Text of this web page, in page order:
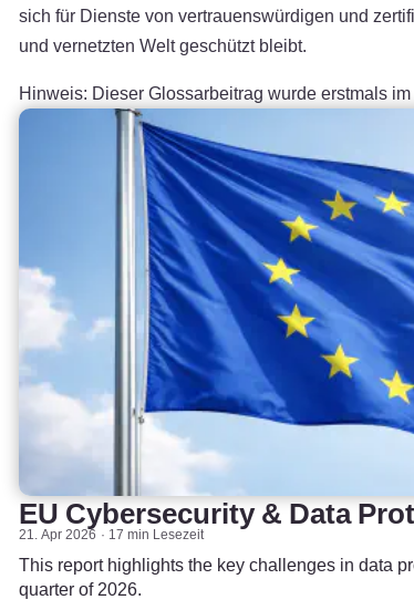
sich für Dienste von vertrauenswürdigen und
und vernetzten Welt geschützt bleibt.
Hinweis: Dieser Glossarbeitrag wurde erstmals
EU Cybersecurity & Data
21. Apr 2026 17 min Lesezeit
This report highlights the key challenges in data
quarter of 2026.